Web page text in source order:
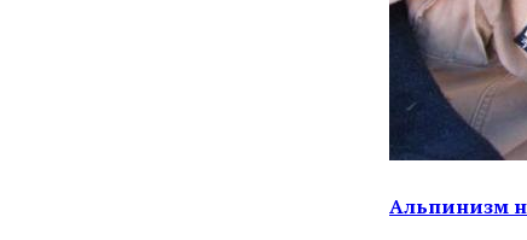
Альпинизм